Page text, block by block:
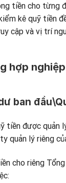
tiền cho từng
kê quỹ tiền
cập và vị trí
hợp
ban
tiền được quản
quản lý riêng
cho riêng